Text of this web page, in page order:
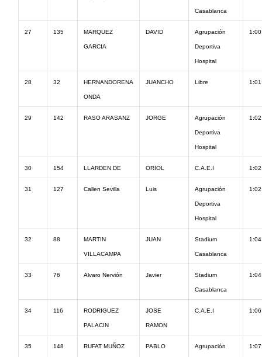
Casablanca
27 135 MARQUEZ
GARCIA
DAVID Agrupación
Deportiva
Hospital
28 32 HERNANDORENA
ONDA
JUANCHO Libre
29 142 RASO ARASANZ JORGE Agrupación
Deportiva
Hospital
30 154 LLARDEN DE ORIOL C.A.E.I
31 127 Callen Sevilla Luis Agrupación
Deportiva
Hospital
32 88 MARTIN
VILLACAMPA
JUAN Stadium
Casablanca
33 76 Alvaro Nervión Javier Stadium
Casablanca
34 116 RODRIGUEZ
PALACIN
JOSE
RAMON
C.A.E.I
35 148 RUFAT MUÑOZ PABLO Agrupación